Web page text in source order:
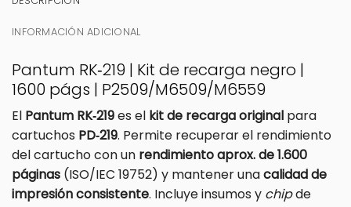
INFORMACIÓN ADICIONAL
Pantum RK‑219 | Kit de recarga negro |
1600 págs | P2509/M6509/M6559
El Pantum RK‑219es el kit de recarga original para
cartuchos PD‑219. Permite recuperar el rendimiento
del cartucho con un rendimiento aprox. de 1.600
páginas (ISO/IEC 19752) y mantener unacalidad de
impresión consistente. Incluye insumos y chipde